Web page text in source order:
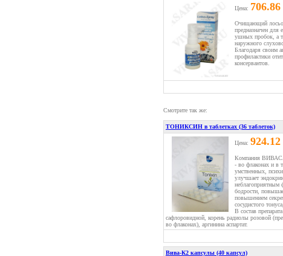
Цена: 706.86
Очищающий
предназначен для
ушных пробок, а
наружного
Благодаря своим
профилактики
консервантов.
Смотрите так же:
ТОНИКСИН в таблетках (36 таблеток)
Цена: 924.12
Компания
- во флаконах и в
умственных,
улучшает
неблагоприятным
бодрости,
повышением
сосудистого
В состав
сафлоровидной, корень радиолы розовой
во флаконах), аргинина аспартат.
Вива-К2 капсулы (40 капсул)